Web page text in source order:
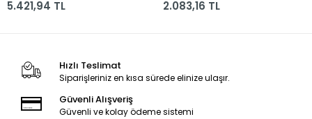
5.421,94 TL 2.083,16 TL
Hızlı Teslimat
Siparişleriniz en kısa sürede elinize ulaşır.
Güvenli Alışveriş
Güvenli ve kolay ödeme sistemi